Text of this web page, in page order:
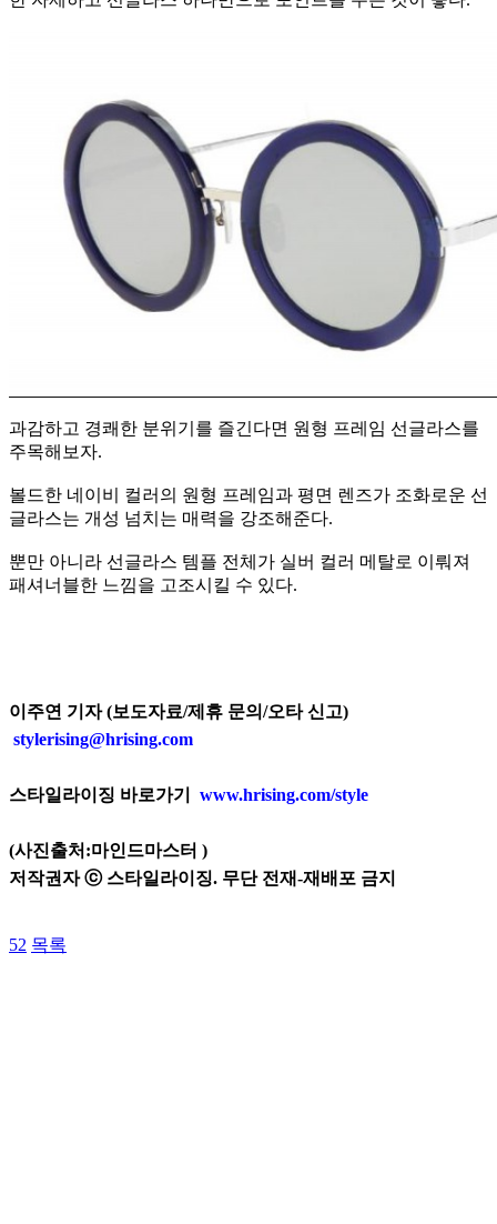
과감하고 경쾌한 분위기를 즐긴다면 원형 프레임 선글라스를
주목해보자.
볼드한 네이비 컬러의 원형 프레임과 평면 렌즈가 조화로운 선
글라스는 개성 넘치는 매력을 강조해준다.
뿐만 아니라 선글라스 템플 전체가 실버 컬러 메탈로 이뤄져
패셔너블한 느낌을 고조시킬 수 있다.
이주연 기자 (보도자료/제휴 문의/오타 신고)
stylerising@hrising.com
스타일라이징 바로가기 www.hrising.com/style
(사진출처:마인드마스터 )
저작권자 ⓒ 스타일라이징. 무단 전재-재배포 금지
52 목록